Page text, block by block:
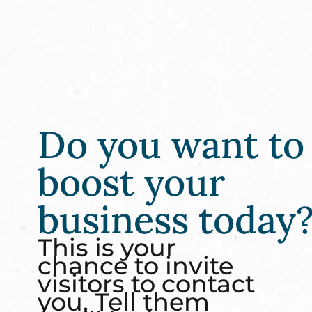
Do you want to
boost your
business
This is your
chance to invite
visitors to contact
you. Tell them